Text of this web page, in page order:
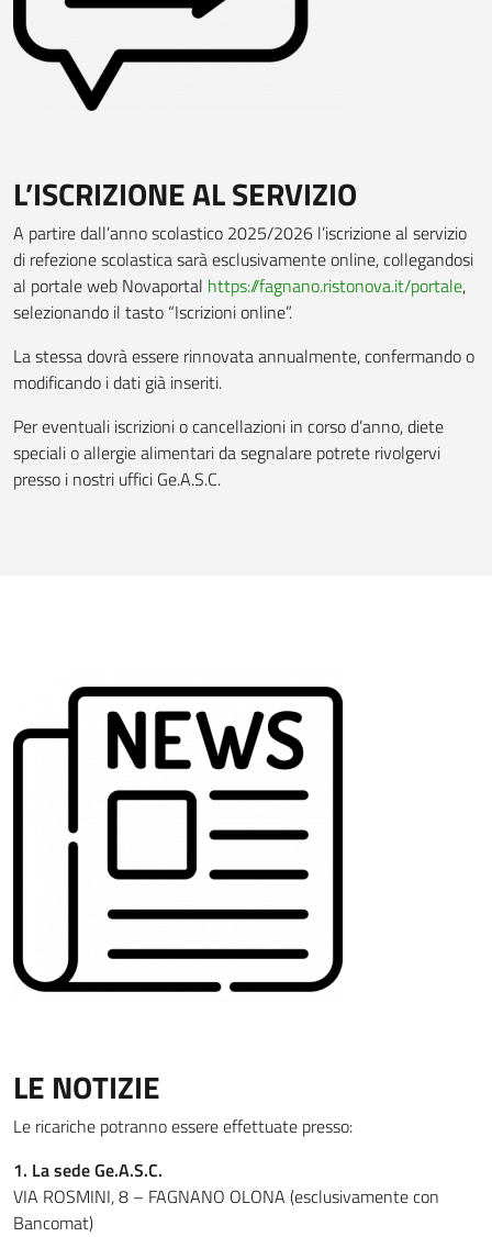
L’ISCRIZIONE AL SERVIZIO
A partire dall’anno scolastico 2025/2026 l’iscrizione al servizio
di refezione scolastica sarà esclusivamente online, collegandosi
al portale web Novaportal https://fagnano.ristonova.it/portale,
selezionando il tasto “Iscrizioni online”.
La stessa dovrà essere rinnovata annualmente, confermando o
modificando i dati già inseriti.
Per eventuali iscrizioni o cancellazioni in corso d’anno, diete
speciali o allergie alimentari da segnalare potrete rivolgervi
presso i nostri uffici Ge.A.S.C.
LE NOTIZIE
Le ricariche potranno essere effettuate presso:
1. La sede Ge.A.S.C.
VIA ROSMINI, 8 – FAGNANO OLONA (esclusivamente con
Bancomat)